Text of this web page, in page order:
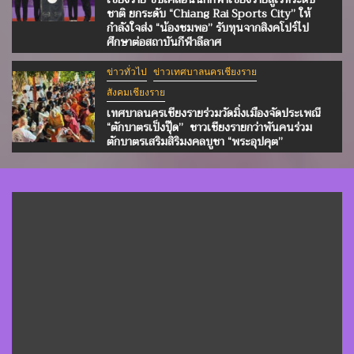
ชาติ ยกระดับ “Chiang Rai Sports City” ให้
กำลังใจส่ง “น้องชมพอ” รับทุนจากสิงคโปร์ไป
ศึกษาต่อสถาบันกีฬาลีลาศ
ข่าวทั่วไป ข่าวเทศบาลนครเชียงราย
สังคมเชียงราย
เทศบาลนครเชียงรายร่วมวัดมิ่งเมืองจัดประเพณี
“ตักบาตรเป็งปุ๊ด” ชาวเชียงรายกว่าพันคนร่วม
ตักบาตรเสริมสิริมงคลบูชา “พระอุปคุต”